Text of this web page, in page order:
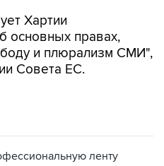
Хартии
основных правах,
и плюрализм СМИ",
Совета ЕС.
ленту